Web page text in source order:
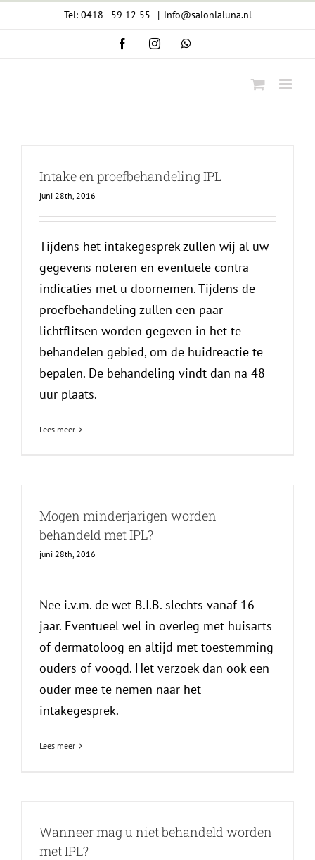
Tel: 0418 - 59 12 55 | info@salonlaluna.nl
FacebookInstagramWhatsApp
Intake en proefbehandeling IPL
juni 28th, 2016
Tijdens het intakegesprek zullen wij al uw
gegevens noteren en eventuele contra
indicaties met u doornemen. Tijdens de
proefbehandeling zullen een paar
lichtflitsen worden gegeven in het te
behandelen gebied, om de huidreactie te
bepalen. De behandeling vindt dan na 48
uur plaats.
Lees meer
Mogen minderjarigen worden
behandeld met IPL?
juni 28th, 2016
Nee i.v.m. de wet B.I.B. slechts vanaf 16
jaar. Eventueel wel in overleg met huisarts
of dermatoloog en altijd met toestemming
ouders of voogd. Het verzoek dan ook een
ouder mee te nemen naar het
intakegesprek.
Lees meer
Wanneer mag u niet behandeld worden
met IPL?